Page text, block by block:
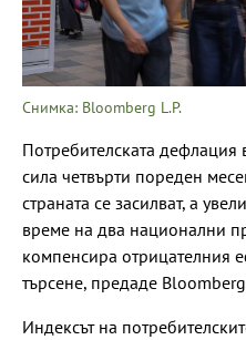
Снимка: Bloomberg L.P.
Потребителската
сила четвърти пореден
страната се засилват, а
време на два национални
компенсира отрицателния
търсене, предаде
Индексът на